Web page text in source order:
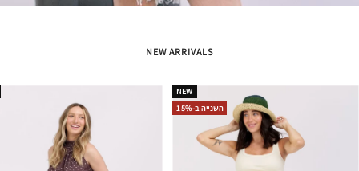
NEW ARRIVALS
NEW
השנייה ב-15%